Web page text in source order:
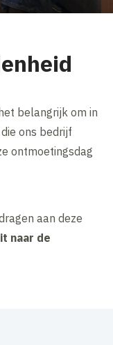
belangrijk om in
ons bedrijf
ontmoetingsdag
aan deze
naar de